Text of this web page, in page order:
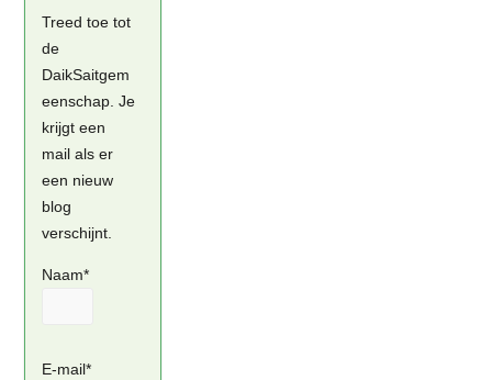
Treed toe tot
de
DaikSaitgem
eenschap. Je
krijgt een
mail als er
een nieuw
blog
verschijnt.
Naam*
E-mail*